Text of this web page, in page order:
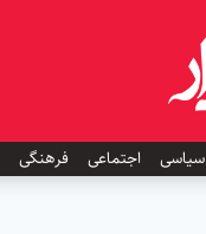
سیاسی اجتماعی فرهنگی